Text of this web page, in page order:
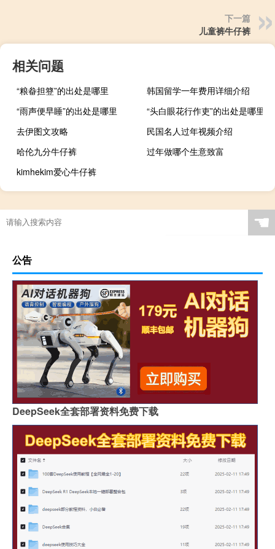
下一篇
儿童裤牛仔裤
相关问题
“粮畚担簦”的出处是哪里
韩国留学一年费用详细介绍
“雨声便早睡”的出处是哪里
“头白眼花行作吏”的出处是哪里
去伊图文攻略
民国名人过年视频介绍
哈伦九分牛仔裤
过年做哪个生意致富
kimhekim爱心牛仔裤
☚
公告
DeepSeek全套部署资料免费下载